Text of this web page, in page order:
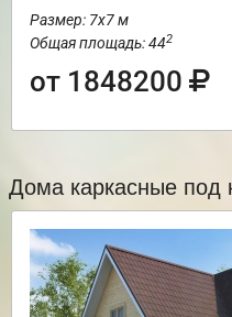
Размер: 7х7 м
Общая площадь: 442
от 1848200
Дома каркасные